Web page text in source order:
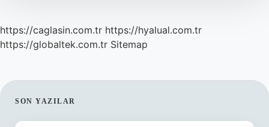
https://caglasin.com.tr https://hyalual.com.tr
https://globaltek.com.tr Sitemap
SIDEBAR
SON YAZILAR